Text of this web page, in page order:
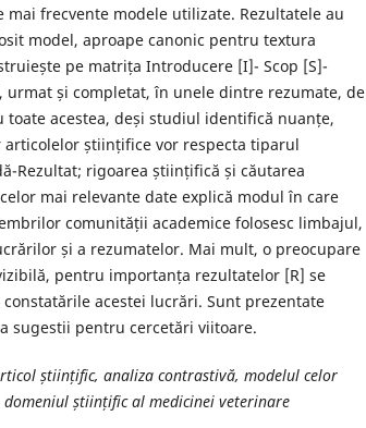
mai frecvente modele utilizate. Rezultatele au
model, aproape canonic pentru textura
pe matrița Introducere [I]- Scop [S]-
urmat și completat, în unele dintre rezumate, de
toate acestea, deși studiul identifică nuanțe,
științifice vor respecta tiparul
Rezultat; rigoarea științifică și căutarea
mai relevante date explică modul în care
comunității academice folosesc limbajul,
și a rezumatelor. Mai mult, o preocupare
pentru importanța rezultatelor [R] se
acestei lucrări. Sunt prezentate
sugestii pentru cercetări viitoare.
științific, analiza contrastivă, modelul celor
domeniul științific al medicinei veterinare